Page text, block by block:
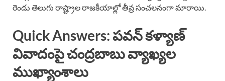
రెండు తెలుగు రాష్ట్రాల రాజకీయాల్లో తీవ్ర సంచలనంగా మారాయి.
Quick Answers: పవన్ కళ్యాణ్
వివాదంపై చంద్రబాబు వ్యాఖ్యల
ముఖ్యాంశాలు